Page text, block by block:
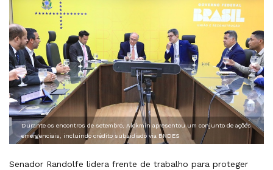
Durante os encontros de setembro, Alckmin apresentou um conjunto de ações
emergenciais, incluindo crédito subsidiado via BNDES
Senador Randolfe lidera frente de trabalho para proteger